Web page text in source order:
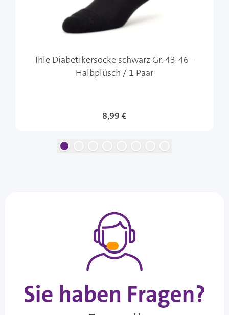
Ihle Diabetikersocke schwarz Gr. 43-46 -
Halbplüsch / 1 Paar
8,99 €